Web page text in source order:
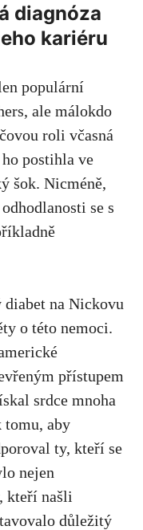
diagnóza
kariéru
populární
ale ‍málokdo
roli včasná⁣
postihla ve
šok.⁣ Nicméně,
se s
na Nickovu
o této ⁢nemoci.
‍přístupem
srdce mnoha‌
aby
ty, kteří‌ se
nejen
kteří našli
důležitý